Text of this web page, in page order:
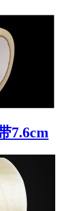
7.6cm